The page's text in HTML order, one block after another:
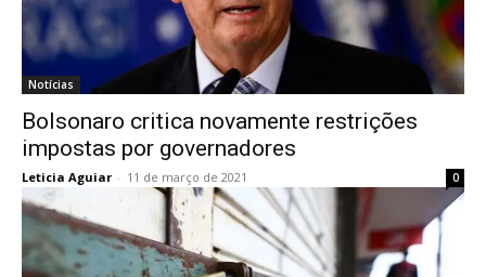
Notícias
Bolsonaro critica novamente restrições
impostas por governadores
Leticia Aguiar - 11 de março de 2021 0